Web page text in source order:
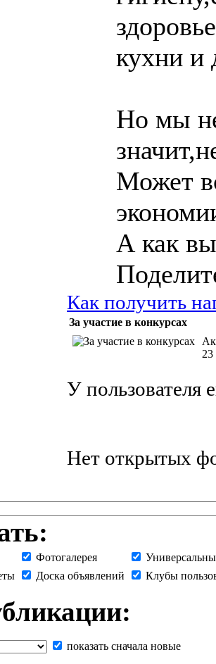
кухни и
Но мы
Может
А как
Как получить
За участие в конкурсах
23
У пользователя
Нет открытых
Фотогалерея
Доска объявлений Клубы
показать сначала новые